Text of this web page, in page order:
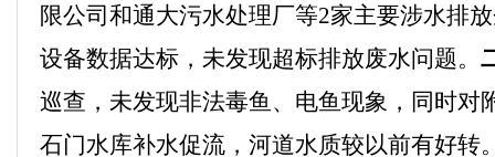
限公司和通大污水处理厂等2家主要涉水排
设备数据达标，未发现超标排放废水问题。
巡查，未发现非法毒鱼、电鱼现象，同时
石门水库补水促流，河道水质较以前有好转